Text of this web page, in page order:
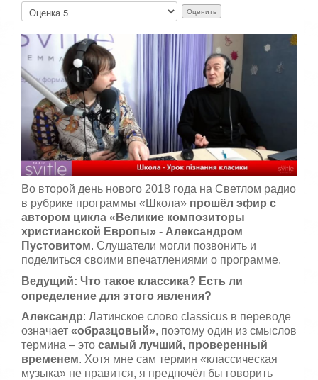
й
т
и
н
г
5
о
ж
а
у
й
,
ц
е
н
и
т
е
Во второй день нового 2018 года на Светлом радио
в рубрике программы «Школа» прошёл эфир с
автором цикла «Великие композиторы
христианской Европы» - Александром
Пустовитом. Слушатели могли позвонить и
поделиться своими впечатлениями о программе.
Ведущий: Что такое классика? Есть ли
определение для этого явления?
Александр: Латинское слово classicus в переводе
означает «образцовый», поэтому один из смыслов
термина – это самый лучший, проверенный
временем. Хотя мне сам термин «классическая
музыка» не нравится, я предпочёл бы говорить